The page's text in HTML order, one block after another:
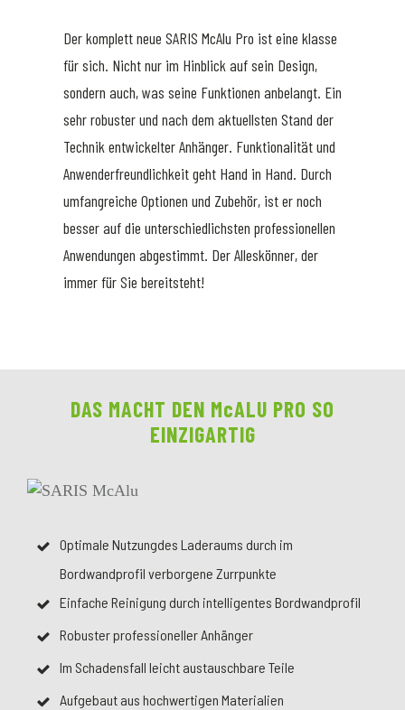
Der komplett neue SARIS McAlu Pro ist eine klasse
für sich. Nicht nur im Hinblick auf sein Design,
sondern auch, was seine Funktionen anbelangt. Ein
sehr robuster und nach dem aktuellsten Stand der
Technik entwickelter Anhänger. Funktionalität und
Anwenderfreundlichkeit geht Hand in Hand. Durch
umfangreiche Optionen und Zubehör, ist er noch
besser auf die unterschiedlichsten professionellen
Anwendungen abgestimmt. Der Alleskönner, der
immer für Sie bereitsteht!
DAS MACHT DEN McALU PRO SO
EINZIGARTIG
Optimale Nutzungdes Laderaums durch im
Bordwandprofil verborgene Zurrpunkte
Einfache Reinigung durch intelligentes Bordwandprofil
Robuster professioneller Anhänger
Im Schadensfall leicht austauschbare Teile
Aufgebaut aus hochwertigen Materialien